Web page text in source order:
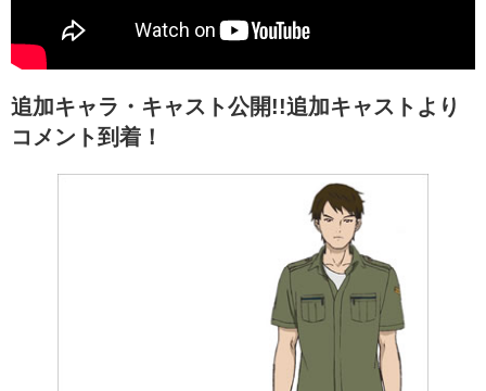
追加キャラ・キャスト公開!!追加キャストより
コメント到着！